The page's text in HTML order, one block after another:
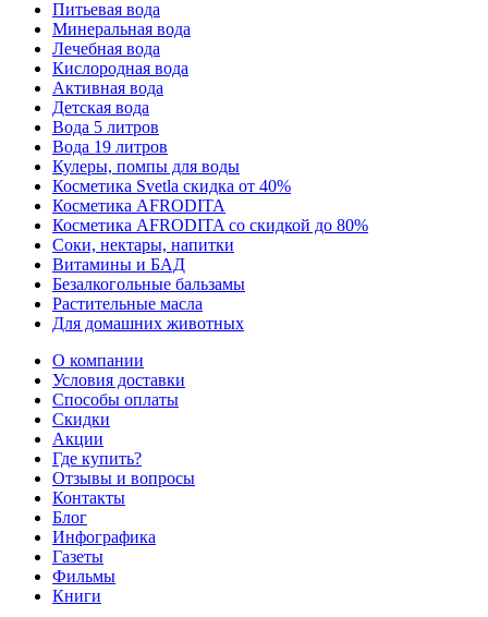
Питьевая вода
Минеральная вода
Лечебная вода
Кислородная вода
Активная вода
Детская вода
Вода 5 литров
Вода 19 литров
Кулеры, помпы для воды
Косметика Svetla скидка от 40%
Косметика AFRODITA
Косметика AFRODITA со скидкой до 80%
Соки, нектары, напитки
Витамины и БАД
Безалкогольные бальзамы
Растительные масла
Для домашних животных
О компании
Условия доставки
Способы оплаты
Скидки
Акции
Где купить?
Отзывы и вопросы
Контакты
Блог
Инфографика
Газеты
Фильмы
Книги